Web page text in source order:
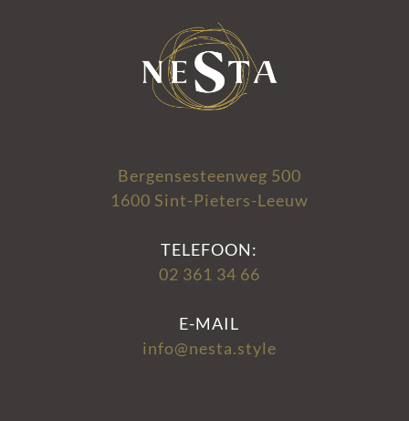
Bergensesteenweg 500
1600 Sint-Pieters-Leeuw
TELEFOON:
02 361 34 66
E-MAIL
info@nesta.style